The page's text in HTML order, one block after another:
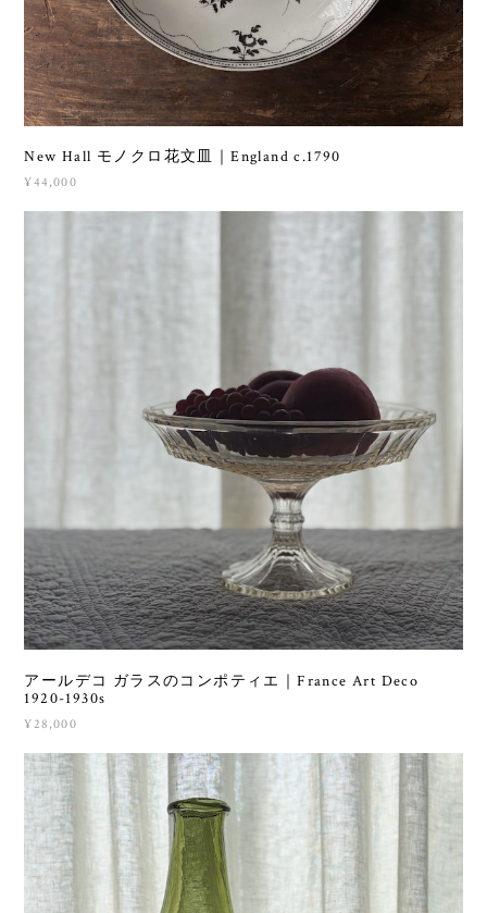
New Hall モノクロ花文皿｜England c.1790
¥44,000
アールデコ ガラスのコンポティエ｜France Art Deco
1920-1930s
¥28,000